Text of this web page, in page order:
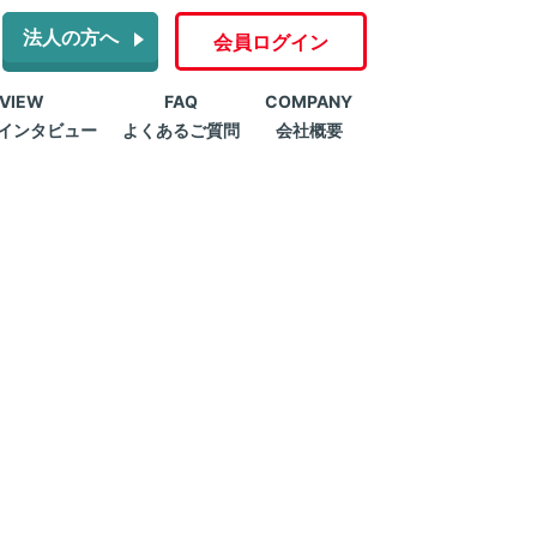
法人の方へ 会員ログイン
ンタビュー
FAQ
よくあるご質問
COMPANY
会社概要